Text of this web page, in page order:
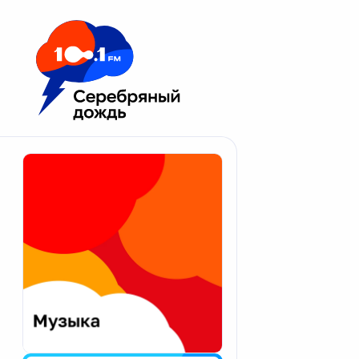
Москва 100.1 FM
Апатиты
Екатеринбург
Калининград
Калуга